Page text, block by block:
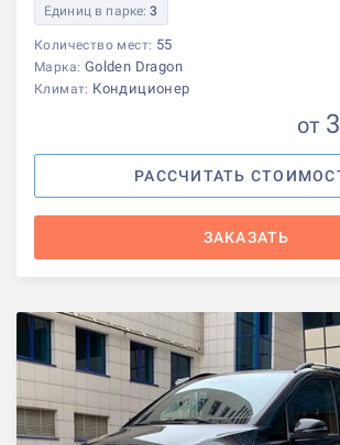
Единиц в парке:3
Количество мест: 55
Марка: Golden Dragon
Климат: Кондиционер
от
РАССЧИТАТЬ
ЗАКАЗАТЬ